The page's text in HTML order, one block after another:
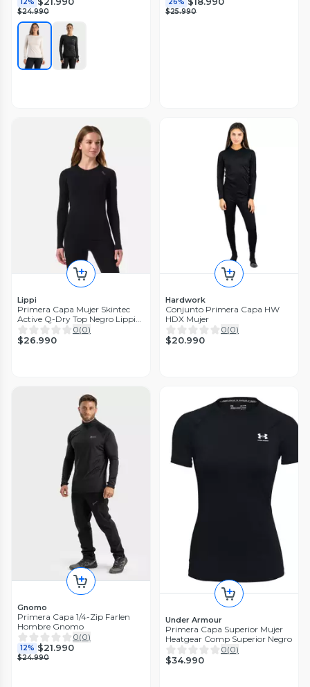
$24.990 $25.990
Lippi
Primera Capa Mujer Skintec
Active Q-Dry Top Negro Lippi
V26
0(0)
$26.990
Hardwork
Conjunto Primera Capa HW
HDX Mujer
0(0)
$20.990
Gnomo
Primera Capa 1/4-Zip Farlen
Hombre Gnomo
0(0)
12% $21.990
$24.990
Under Armour
Primera Capa Superior Mujer
Heatgear Comp Superior Negro
0(0)
$34.990